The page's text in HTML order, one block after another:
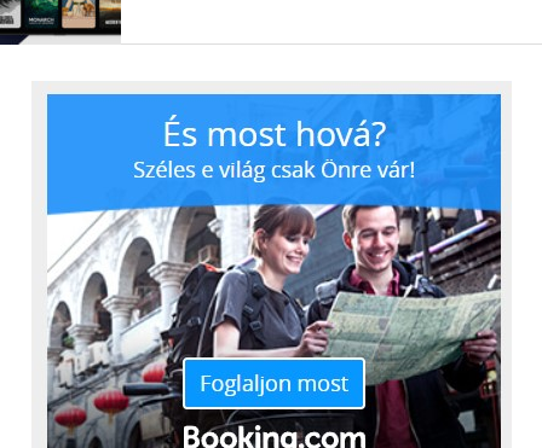
csatlakozási lehetőséggel büszkélkedhet,
mindemellett pedig rendkívüli mértékben
személyre szabott megoldásokat tartalmaz azért,
hogy olyan kiemelkedő, vizuális élményt
nyújthasson, amelyre egyetlen másik LCD tévé sem
képes” – mondta Hyoung-sei Park, az LG Media
Entertainment Solution Company vezetője.
További friss híreket talál aTechnokratafőoldalán!
Csatlakozzon hozzánk aFacebookonis!